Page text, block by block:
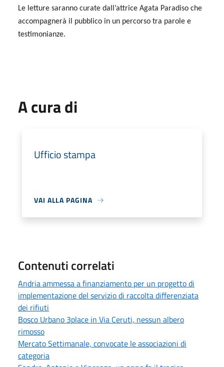
Le letture saranno curate dall’attrice Agata Paradiso che
accompagnerà il pubblico in un percorso tra parole e
testimonianze.
A cura di
Ufficio stampa
VAI ALLA PAGINA
Contenuti correlati
Andria ammessa a finanziamento per un progetto di
implementazione del servizio di raccolta differenziata
dei rifiuti
Bosco Urbano 3place in Via Ceruti, nessun albero
rimosso
Mercato Settimanale, convocate le associazioni di
categoria